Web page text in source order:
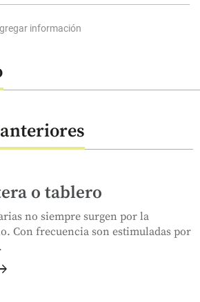
información
o tablero
no siempre surgen por la
Con frecuencia son estimuladas por